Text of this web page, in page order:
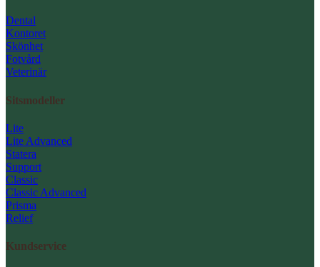
Dental
Kontoret
Skönhet
Fotvård
Veterinär
Sitsmodeller
Lite
Lite Advanced
Statera
Support
Classic
Classic Advanced
Prisma
Relief
Kundservice